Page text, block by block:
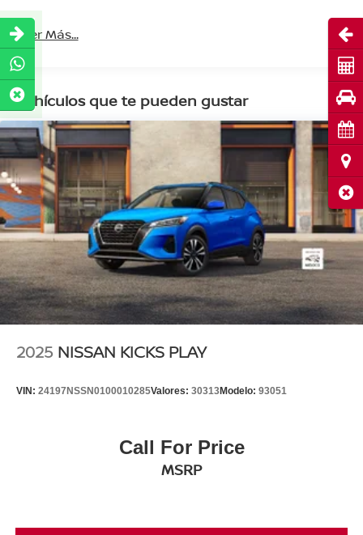
Leer Más...
Vehículos que te pueden gustar
2025 NISSAN KICKS PLAY
VIN: 24197NSSN0100010285Valores: 30313Modelo: 93051
Call For Price
MSRP